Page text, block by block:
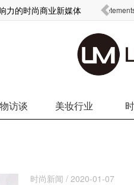
力的时尚商业新媒体
逃离奢侈品消费转而购买日常
访谈 美妆行业
时尚新闻 / 2020-01-07